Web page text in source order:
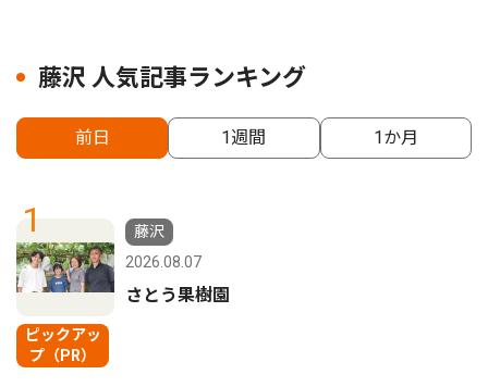
藤沢 人気記事ランキング
前日 1週間 1か月
1
ピックアッ
プ（PR）
藤沢
2026.08.07
さとう果樹園